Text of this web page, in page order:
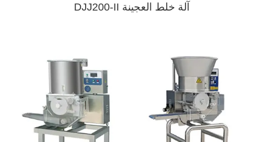
آلة خلط العجينة DJJ200-II